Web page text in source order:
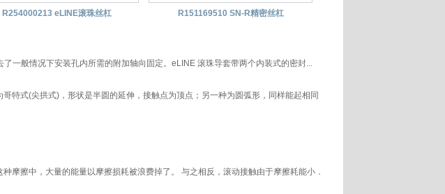
R254000213 eLINE滚珠丝杠 R151169510 SN-R精密丝杠
一般情况下安装孔内所需的附加轴向固定。eLINE 滚珠导套带两个内装式的密封...
式(尖拱式)，形状是半圆的延伸，接触点为顶点；另一种为圆弧形，同样能起相同
擦中，大量的能量以摩擦损耗被浪费掉了。 与之相反，滚动接触由于摩擦耗能小．